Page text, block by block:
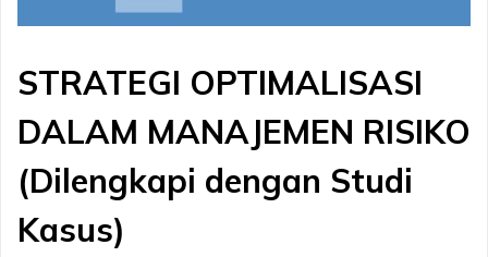
STRATEGI OPTIMALISASI
DALAM MANAJEMEN RISIKO
(Dilengkapi dengan Studi
Kasus)